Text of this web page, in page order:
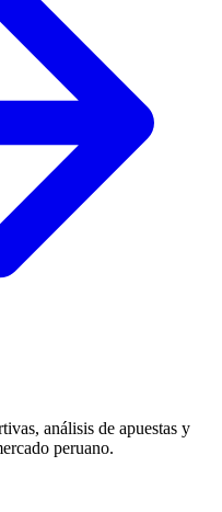
análisis de apuestas y
peruano.